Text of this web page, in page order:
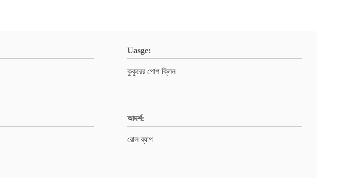
Uasge:
কুকুরের পোপ ক্লিন
আদর্শ:
রোল ব্যাগ